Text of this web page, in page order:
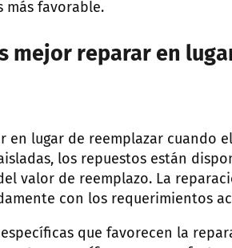
más favorable.
mejor reparar en
en lugar de reemplazar cuando
los repuestos están
valor de reemplazo. La
con los requerimientos
específicas que favorecen la